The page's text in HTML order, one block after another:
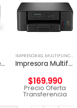
Impresora Plotter EPSON – SC-T7770DR 44 PRINTER
IMPRESORAS, MULTIFUNCIONAL TINTA
Impresora Multifuncional Brother DCP-T530DW
$169.990
Precio Oferta
Transferencia